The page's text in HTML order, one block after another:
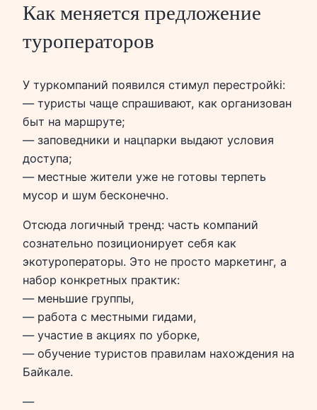
Как меняется предложение
туроператоров
У туркомпаний появился стимул перестройki:
— туристы чаще спрашивают, как организован
быт на маршруте;
— заповедники и нацпарки выдают условия
доступа;
— местные жители уже не готовы терпеть
мусор и шум бесконечно.
Отсюда логичный тренд: часть компаний
сознательно позиционирует себя как
экотуроператоры. Это не просто маркетинг, а
набор конкретных практик:
— меньшие группы,
— работа с местными гидами,
— участие в акциях по уборке,
— обучение туристов правилам нахождения на
Байкале.
—